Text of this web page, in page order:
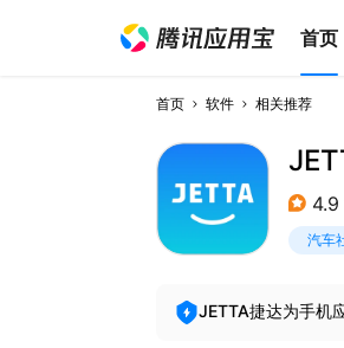
首页
首页 软件 相关推荐
4.9
汽车
JETTA捷达为手机